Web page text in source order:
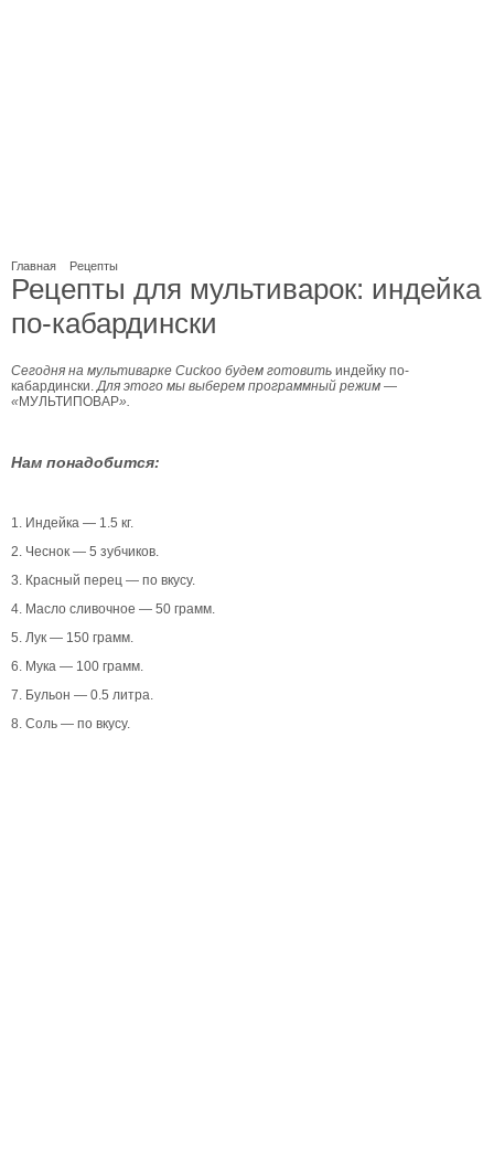
Главная Рецепты
Рецепты для мультиварок: индейка
по-кабардински
Сегодня на мультиварке Cuckoo будем готовить индейку по-
кабардински.Для этого мы выберем программный режим —
«МУЛЬТИПОВАР».
Нам понадобится:
1. Индейка — 1.5 кг.
2. Чеснок — 5 зубчиков.
3. Красный перец — по вкусу.
4. Масло сливочное — 50 грамм.
5. Лук — 150 грамм.
6. Мука — 100 грамм.
7. Бульон — 0.5 литра.
8. Соль — по вкусу.